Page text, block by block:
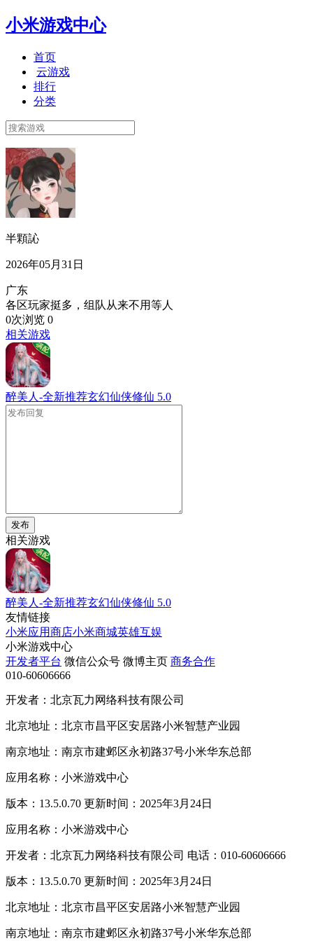
小米游戏中心
首页
云游戏
排行
分类
半顆訫
2026年05月31日
广东
各区玩家挺多，组队从来不用等人
0次浏览 0
相关游戏
醉美人-全新推荐玄幻仙侠修仙 5.0
发布
相关游戏
醉美人-全新推荐玄幻仙侠修仙 5.0
友情链接
小米应用商店小米商城英雄互娱
小米游戏中心
开发者平台 微信公众号 微博主页 商务合作
010-60606666
开发者：北京瓦力网络科技有限公司
北京地址：北京市昌平区安居路小米智慧产业园
南京地址：南京市建邺区永初路37号小米华东总部
应用名称：小米游戏中心
版本：13.5.0.70 更新时间：2025年3月24日
应用名称：小米游戏中心
开发者：北京瓦力网络科技有限公司 电话：010-60606666
版本：13.5.0.70 更新时间：2025年3月24日
北京地址：北京市昌平区安居路小米智慧产业园
南京地址：南京市建邺区永初路37号小米华东总部